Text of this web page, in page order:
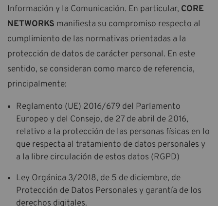
Información y la Comunicación. En particular, CORE
NETWORKS manifiesta su compromiso respecto al
cumplimiento de las normativas orientadas a la
protección de datos de carácter personal. En este
sentido, se consideran como marco de referencia,
principalmente:
Reglamento (UE) 2016/679 del Parlamento
Europeo y del Consejo, de 27 de abril de 2016,
relativo a la protección de las personas físicas en lo
que respecta al tratamiento de datos personales y
a la libre circulación de estos datos (RGPD)
Ley Orgánica 3/2018, de 5 de diciembre, de
Protección de Datos Personales y garantía de los
derechos digitales.